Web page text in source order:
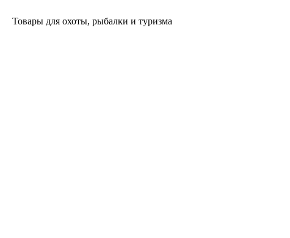
Товары для охоты, рыбалки и туризма